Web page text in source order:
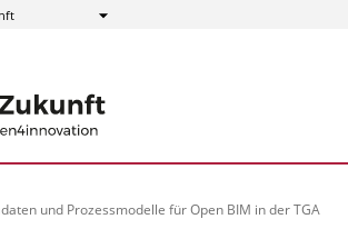
und Prozessmodelle für Open BIM in der TGA